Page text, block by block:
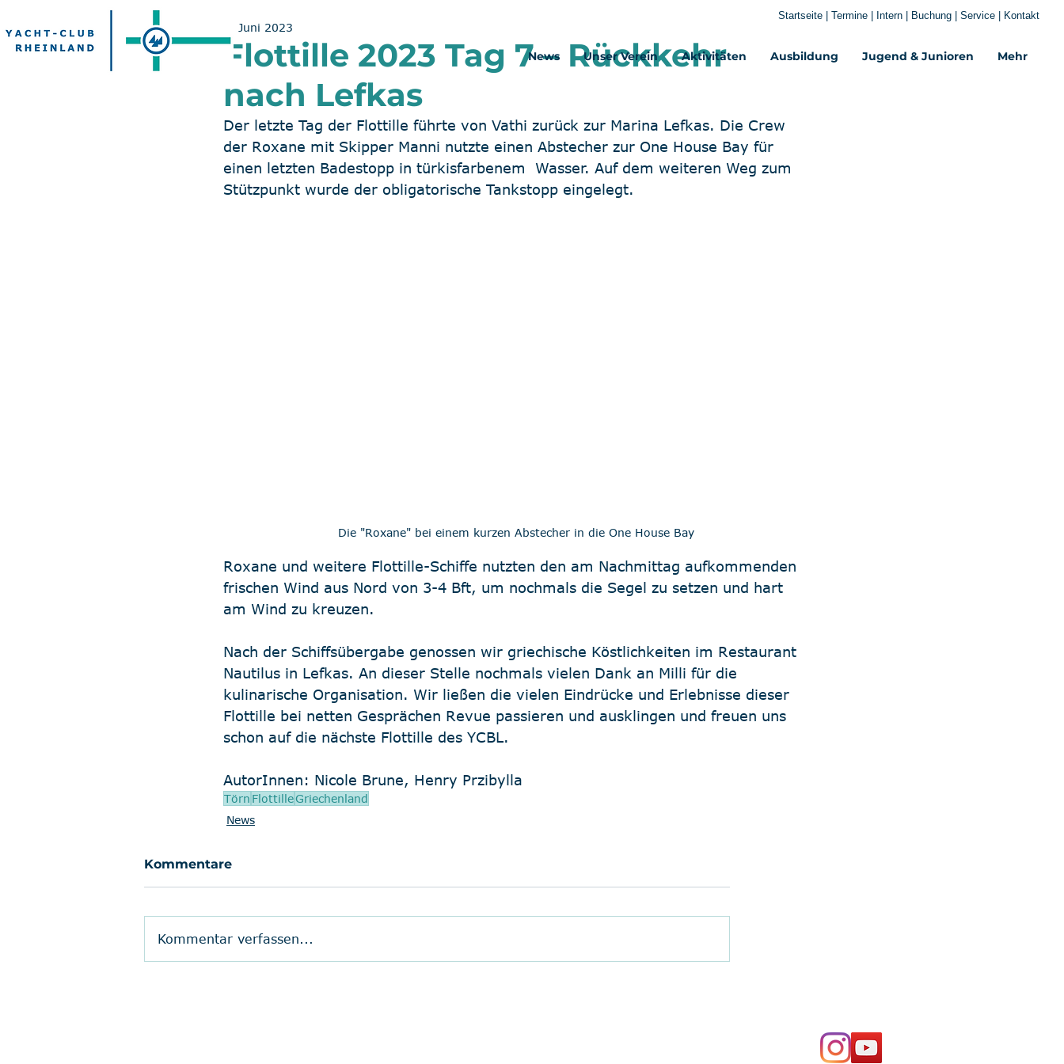
News Unser Verein Aktivitäten Ausbildung Jugend & Junioren Mehr‎
Startseite Termine Intern Buchung Service Kontakt
Flottille 2023 Tag 7 – Rückkehr
nach Lefkas
6. Juni 2023
Der letzte Tag der Flottille führte von Vathi zurück zur Marina Lefkas. Die Crew
der Roxane mit Skipper Manni nutzte einen Abstecher zur One House Bay für
einen letzten Badestopp in türkisfarbenem  Wasser. Auf dem weiteren Weg zum
Stützpunkt wurde der obligatorische Tankstopp eingelegt.
Die "Roxane" bei einem kurzen Abstecher in die One House Bay
Roxane und weitere Flottille-Schiffe nutzten den am Nachmittag aufkommenden
frischen Wind aus Nord von 3-4 Bft, um nochmals die Segel zu setzen und hart
am Wind zu kreuzen.
Nach der Schiffsübergabe genossen wir griechische Köstlichkeiten im Restaurant
Nautilus in Lefkas. An dieser Stelle nochmals vielen Dank an Milli für die
kulinarische Organisation. Wir ließen die vielen Eindrücke und Erlebnisse dieser
Flottille bei netten Gesprächen Revue passieren und ausklingen und freuen uns
schon auf die nächste Flottille des YCBL.
AutorInnen: Nicole Brune, Henry Przibylla
Törn FlottilleGriechenland
News
Kommentare
Kommentar verfassen...